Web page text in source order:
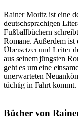
Rainer Moritz ist eine
deutschsprachigen
Fußballbüchern
Romane. Außerdem
Übersetzer und Leiter
aus seinem jüngsten
geht es um eine
unerwarteten
tüchtig in Fahrt kommt.
Bücher von